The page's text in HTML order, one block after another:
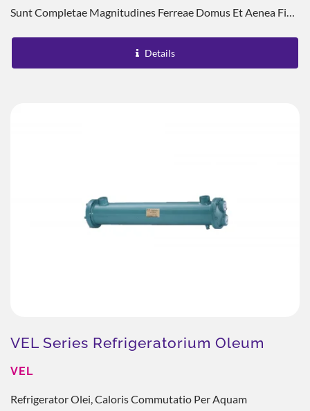
Sunt Completae Magnitudines Ferreae Domus Et Aenea Fin
Details
VEL Series Refrigeratorium Oleum
VEL
Refrigerator Olei, Caloris Commutatio Per Aquam